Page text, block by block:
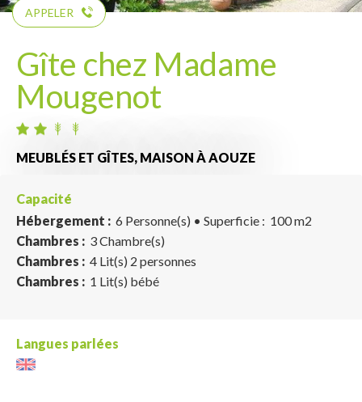
APPELER
Gîte chez Madame
Mougenot
MEUBLÉS ET GÎTES, MAISON À AOUZE
Capacité
Hébergement : 6 Personne(s) • Superficie : 100 m2
Chambres : 3 Chambre(s)
Chambres : 4 Lit(s) 2 personnes
Chambres : 1 Lit(s) bébé
Langues parlées